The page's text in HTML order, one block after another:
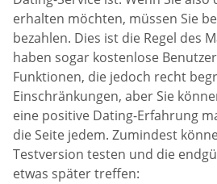
erhalten möchten, müssen Sie
bezahlen. Dies ist die Regel des
haben sogar kostenlose
Funktionen, die jedoch recht
Einschränkungen, aber Sie
eine positive Dating-Erfahrung
die Seite jedem. Zumindest
Testversion testen und die
etwas später treffen: